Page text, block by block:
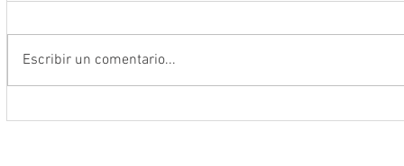
Escribir un comentario...